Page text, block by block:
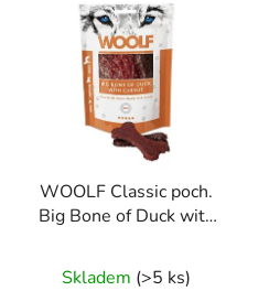
WOOLF Classic poch.
Big Bone of Duck with
Skladem (>5 ks)